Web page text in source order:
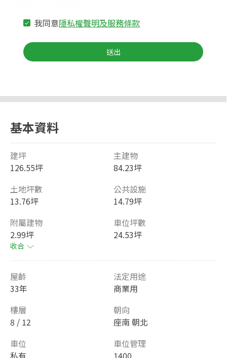
我同意隱私權聲明及服務條款
送出
基本資料
建坪
126.55坪
主建物
84.23坪
土地坪數
13.76坪
公共設施
14.79坪
附屬建物
2.99坪
收合
車位坪數
24.53坪
屋齡
33年
法定用途
商業用
樓層
8 / 12
朝向
座南 朝北
車位
私有
車位管理
1400